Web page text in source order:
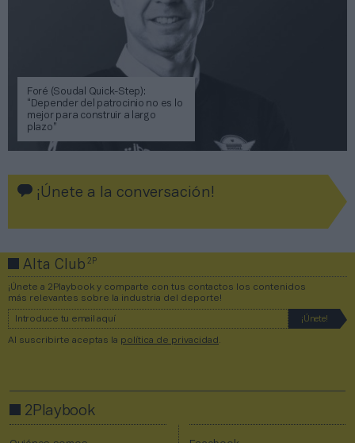
Foré (Soudal Quick-Step):
“Depender del patrocinio no es lo
mejor para construir a largo
plazo”
¡Únete a la conversación!
Alta Club2P
¡Únete a 2Playbook y comparte con tus contactos los contenidos
más relevantes sobre la industria del deporte!
Al suscribirte aceptas la política de privacidad
2Playbook